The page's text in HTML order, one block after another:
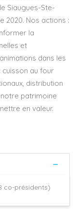
Siaugues-Ste-
2020. Nos actions :
la
et
dans les
au four
distribution
patrimoine
en valeur.
co-présidents)